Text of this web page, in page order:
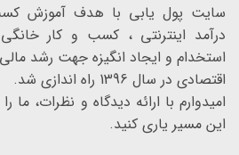
سایت پول یابی با هدف آموزش
درآمد اینترنتی ، کسب و کار
استخدام و ایجاد انگیزه جهت رشد
اقتصادی در سال 1396 راه اندازی شد.
امیدوارم با ارائه دیدگاه و نظرات، ما را
این مسیر یاری کنید.